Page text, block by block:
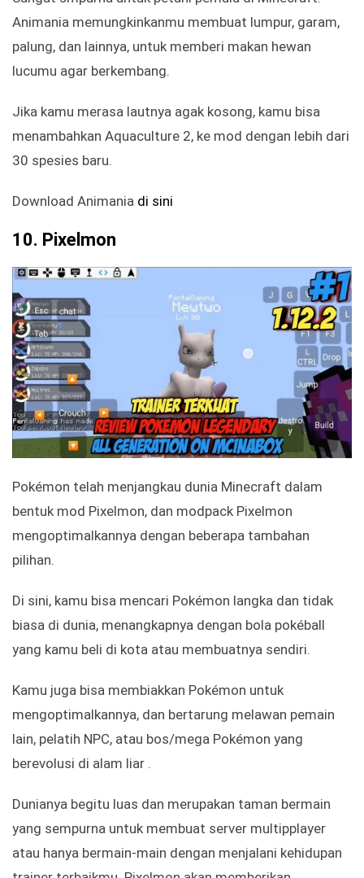
Animania memungkinkanmu membuat lumpur, garam,
palung, dan lainnya, untuk memberi makan hewan
lucumu agar berkembang.
Jika kamu merasa lautnya agak kosong, kamu bisa
menambahkan Aquaculture 2, ke mod dengan lebih dari
30 spesies baru.
Download Animania di sini
10. Pixelmon
Pokémon telah menjangkau dunia Minecraft dalam
bentuk mod Pixelmon, dan modpack Pixelmon
mengoptimalkannya dengan beberapa tambahan
pilihan.
Di sini, kamu bisa mencari Pokémon langka dan tidak
biasa di dunia, menangkapnya dengan bola pokéball
yang kamu beli di kota atau membuatnya sendiri.
Kamu juga bisa membiakkan Pokémon untuk
mengoptimalkannya, dan bertarung melawan pemain
lain, pelatih NPC, atau bos/mega Pokémon yang
berevolusi di alam liar .
Dunianya begitu luas dan merupakan taman bermain
yang sempurna untuk membuat server multipplayer
atau hanya bermain-main dengan menjalani kehidupan